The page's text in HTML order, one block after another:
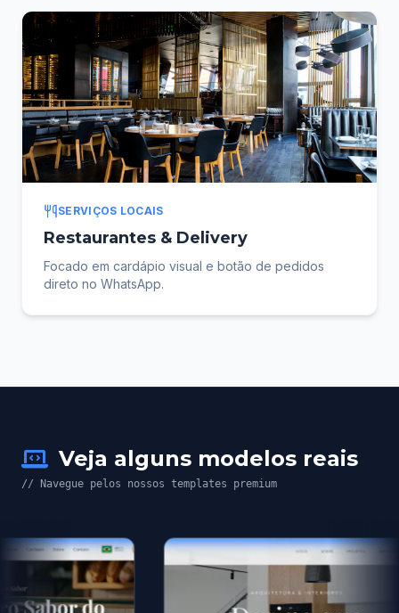
SERVIÇOS LOCAIS
Restaurantes & Delivery
Focado em cardápio visual e botão de pedidos
direto no WhatsApp.
Veja alguns modelos reais
// Navegue pelos nossos templates premium